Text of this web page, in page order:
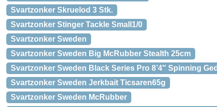
Svartzonker Skruelod 3 Stk.
Svartzonker Stinger Tackle Small1/0
Svartzonker Sweden
Svartzonker Sweden Big McRubber Stealth 25cm
Svartzonker Sweden Black Series Pro 8’4″ Spinning
Svartzonker Sweden Jerkbait Ticsaren65g
Svartzonker Sweden McRubber